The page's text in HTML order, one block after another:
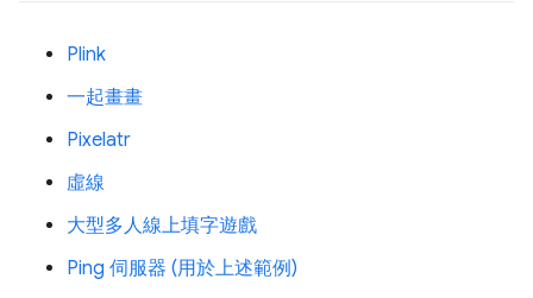
Plink
一起畫畫
Pixelatr
虛線
大型多人線上填字遊戲
Ping 伺服器 (用於上述範例)